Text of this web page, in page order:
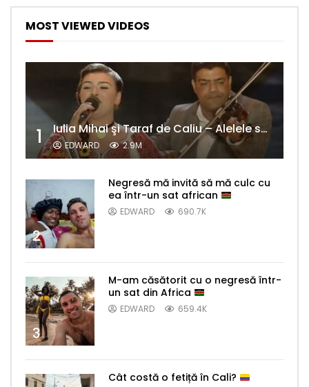
MOST VIEWED VIDEOS
1 Iulia Mihai şi Taraf de Caliu – Alelele sălcioară (@#VedetaPopulară)
EDWARD 2.9M
2
Negresă mă invită să mă culc cu
ea într-un sat african
EDWARD 690.7K
3
M-am căsătorit cu o negresă într-
un sat din Africa
EDWARD 659.4K
Cât costă o fetiță în Cali?